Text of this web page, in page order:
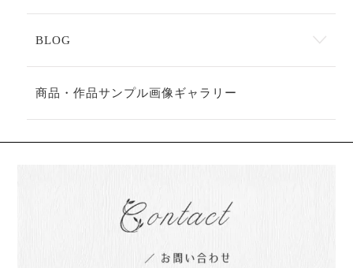
BLOG
商品・作品サンプル画像ギャラリー